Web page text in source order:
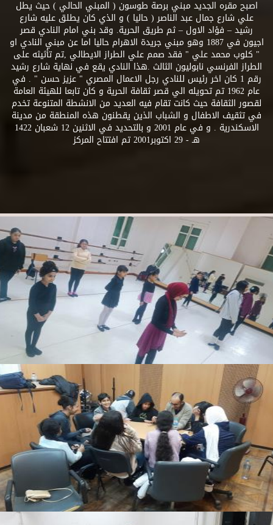
اصبح مقره الجديد مبني برصة طوسون ( المبني الحالي ) حيث يطل
علي شارع جمال عبد الناصر ( حاليا ) و الذي كان يطلق عليه شارع
رشيد – فؤاد الاول – ثم طريق الحرية. وقد بني امام النادي قصر
اجيون في 1887 وهو مبني جريدة الاهرام حاليا اما عن مبني النادي او
" كلوب محمد علي " فقد صمم علي الطراز الايطالي ,تم تأثيثه على
الطراز الفرنسي نابوليون الثالث .هذا النادي يقع في نهاية شارع رشيد
رقم 1 كان اخر رئيس للنادي رجل الاعمال المصري " عزيز حسن " . في
عام 1962 تم تحويله الي قصر ثقافة الحرية و كان تابعا للهيئة العامة
لقصور الثقافة حيث كانت تقام فيه العديد من الانشطة المتنوعة تخدم
في تثقيف الاطفال و الشباب الذين يقطنون هذه المنطقة من مدينة
الاسكندرية . و في عام 2001 و بالتحديد في الاثنين 12 شعبان 1422
هـ - 29 اكتوبر2001 تم افتتاح المركز